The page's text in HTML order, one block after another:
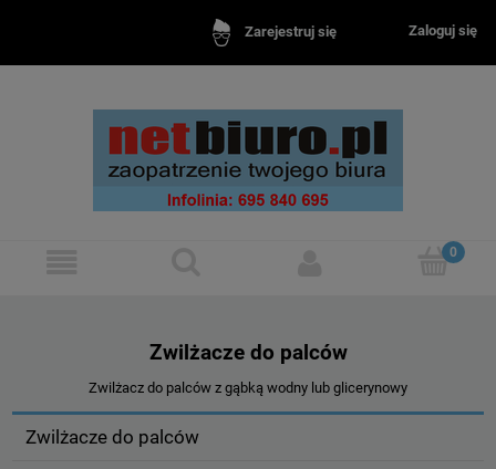
Zarejestruj się Zaloguj się
Zwilżacze do palców
Zwilżacz do palców z gąbką wodny lub glicerynowy
Zwilżacze do palców